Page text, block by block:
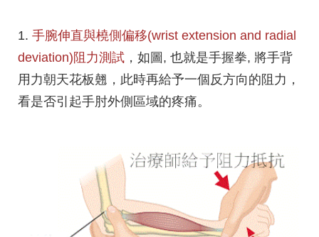
1. 手腕伸直與橈側偏移(wrist extension and radial
deviation)阻力測試 ，如圖, 也就是手握拳, 將手背
用力朝天花板翹，此時再給予一個反方向的阻力，
看是否引起手肘外側區域的疼痛。